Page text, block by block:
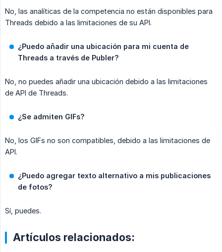
No, las analíticas de la competencia no están disponibles para
Threads debido a las limitaciones de su API.
¿Puedo añadir una ubicación para mi cuenta de
Threads a través de Publer?
No, no puedes añadir una ubicación debido a las limitaciones
de API de Threads.
¿Se admiten GIFs?
No, los GIFs no son compatibles, debido a las limitaciones de
API.
¿Puedo agregar texto alternativo a mis publicaciones
de fotos?
Sí, puedes.
Artículos relacionados: